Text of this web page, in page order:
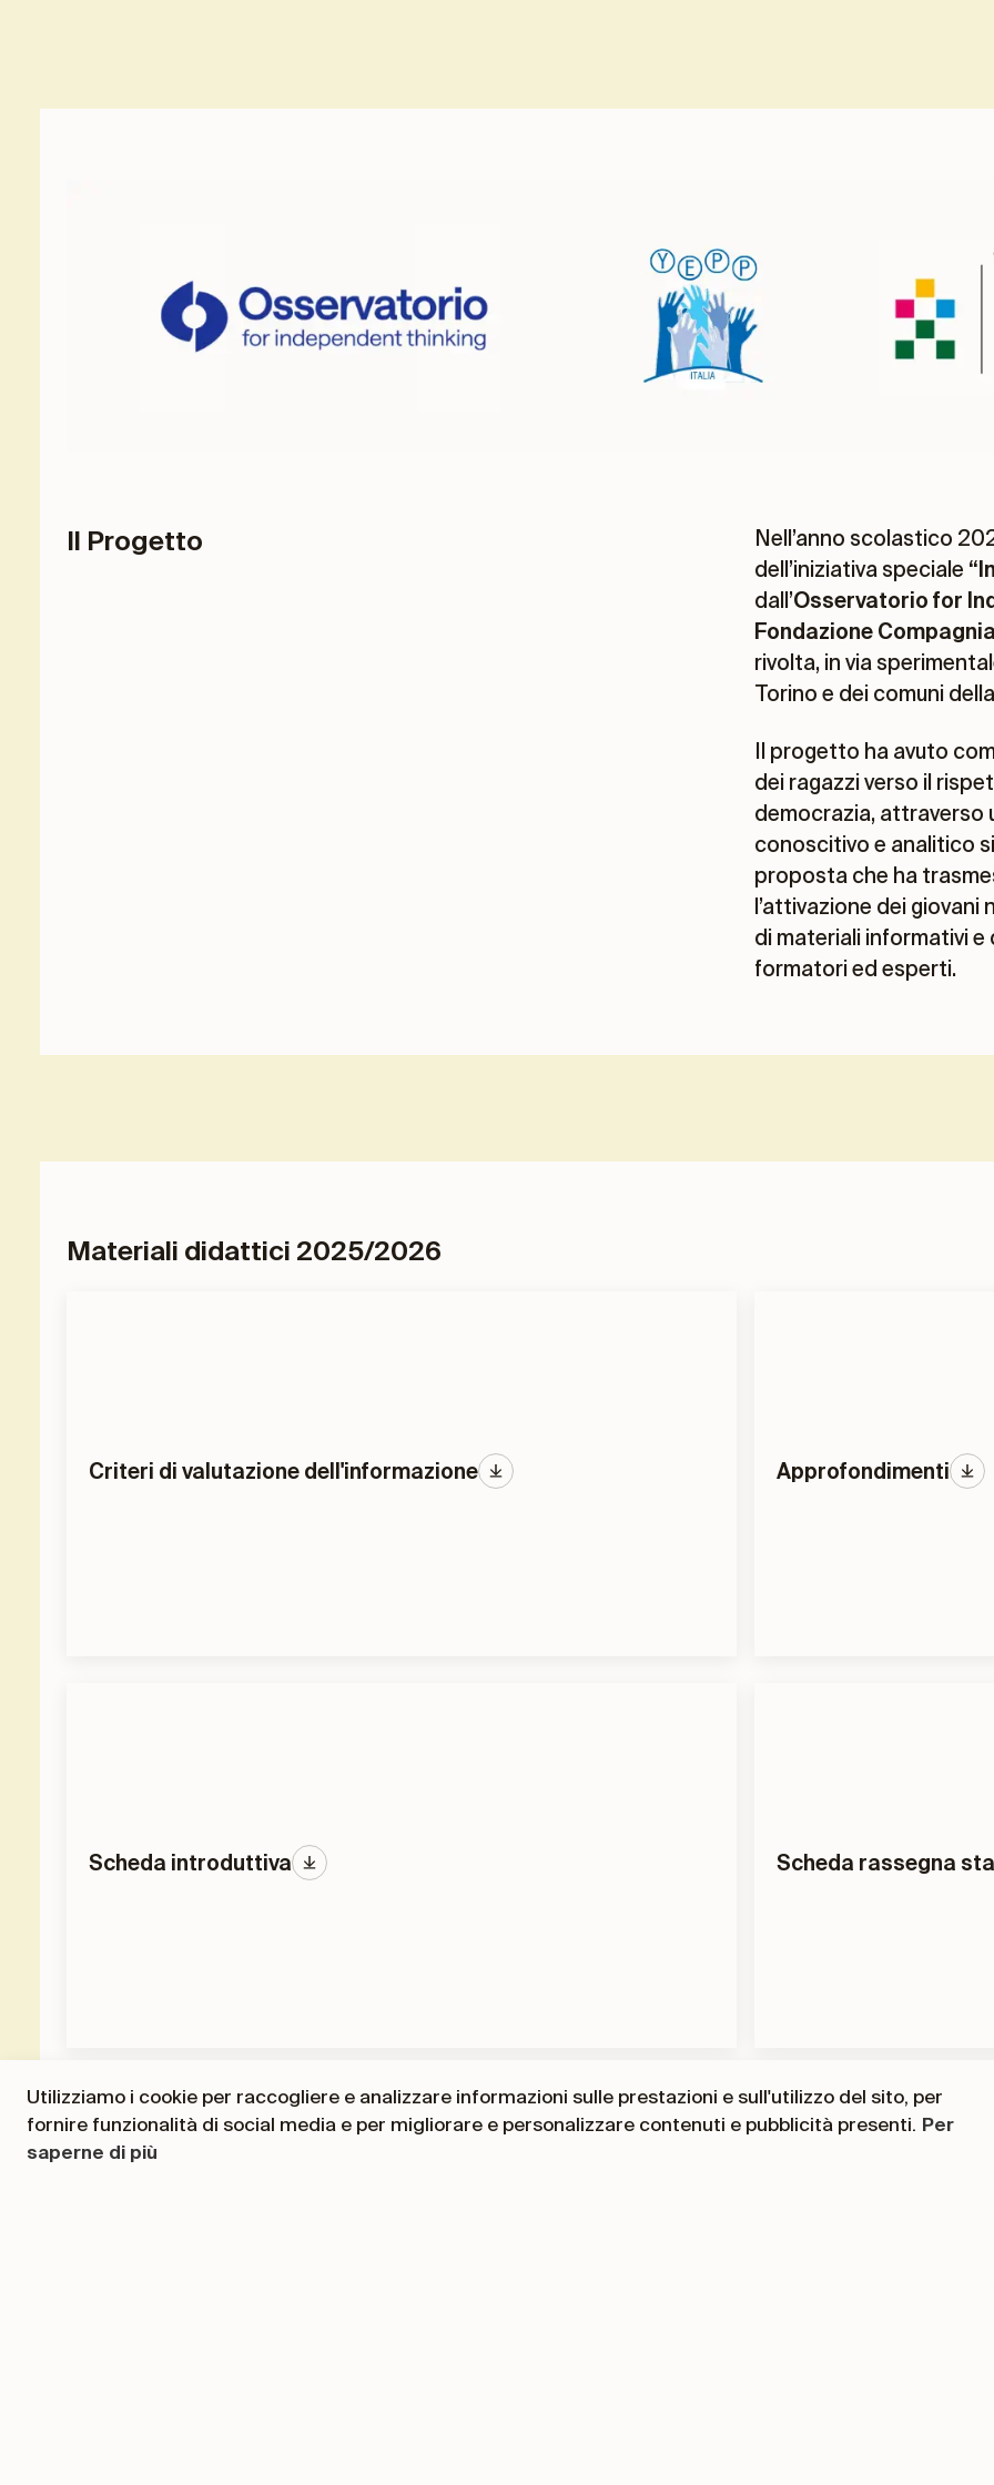
Il Progetto
Nell’anno scolastico
dell’iniziativa speciale
dall’Osservatorio for
Fondazione
rivolta, in via
Torino e dei comuni
Il progetto ha avuto
dei ragazzi verso il
democrazia, attraverso
conoscitivo e analitico
proposta che ha
l’attivazione dei
di materiali informativi
formatori ed esperti.
Materiali didattici 2025/2026
Criteri di valutazione dell'informazione Approfondimenti
Scheda introduttiva Scheda rassegna
Utilizziamo i cookie per raccogliere e analizzare informazioni sulle prestazioni e sull'utilizzo del sito, per
fornire funzionalità di social media e per migliorare e personalizzare contenuti e pubblicità presenti. Per
saperne di più